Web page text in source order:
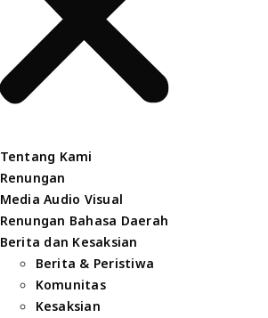
Tentang Kami
Renungan
Media Audio Visual
Renungan Bahasa Daerah
Berita dan Kesaksian
Berita & Peristiwa
Komunitas
Kesaksian